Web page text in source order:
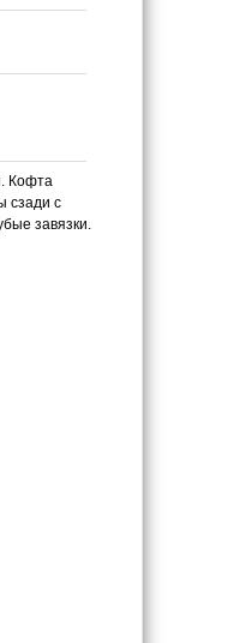
Кофта
сзади с
завязки.